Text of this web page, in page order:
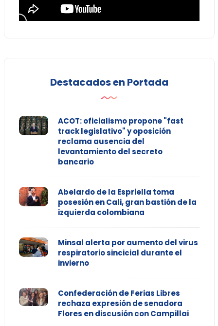
Destacados en Portada
ACOT: oficialismo propone "fast
track legislativo" y oposición
reclama ausencia del
levantamiento del secreto
bancario
Abelardo de la Espriella toma
posesión en Cali, gran bastión de la
izquierda colombiana
Minsal alerta por aumento del virus
respiratorio sincicial durante el
invierno
Confederación de Ferias Libres
rechaza expresión de senadora
Flores en discusión con Campillai